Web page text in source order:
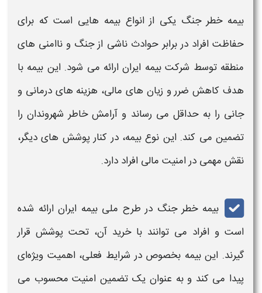
بیمه خطر جنگ یکی از انواعبیمه ‌ هایی است که برای
حفاظت افراد در برابر حوادث ناشی از جنگ و ناامنی ‌های
منطقه توسط شرکتبیمه ایران ارائه می ‌شود. این بیمه با
هدف کاهش ضرر و زیان ‌های مالی، هزینه ‌های درمانی و
جانی را به حداقل می ‌رساند و آرامش خاطر شهروندان را
تضمین می‌ کند. ‌این نوع بیمه، در کنار پوشش ‌های دیگر،
نقش مهمی در امنیت مالی افراد دارد.
بیمه خطر جنگ در طرح ملیبیمه ایران ارائه شده
است و افراد می ‌توانند با خرید آن، تحت پوشش قرار
گیرند. اینبیمه بخصوص در شرایط فعلی، اهمیت ویژه‌ای
پیدا می ‌کند و به عنوان یک تضمین امنیت محسوب می